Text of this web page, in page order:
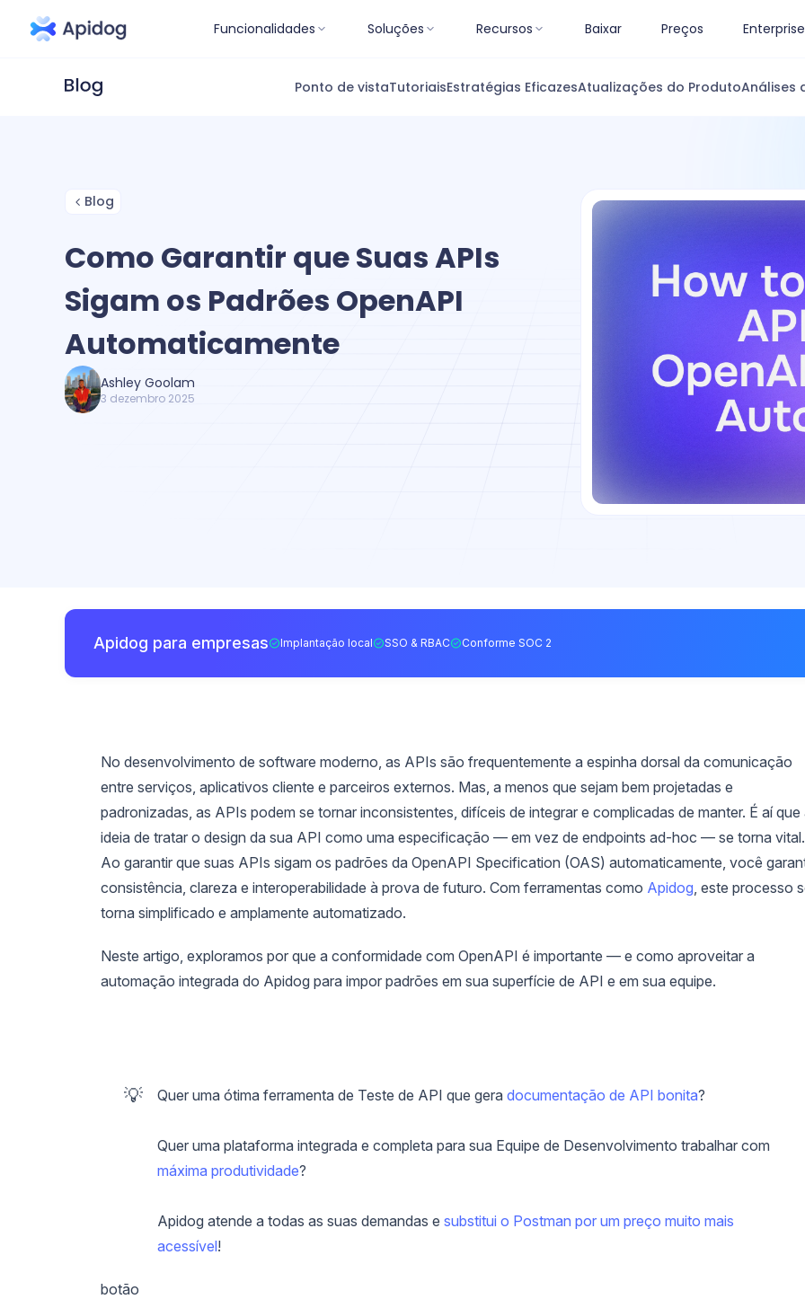
Funcionalidades Soluções Recursos Baixar Preços Enterprise
Ponto de vistaTutoriaisEstratégias EficazesAtualizações do ProdutoAnálises
Blog
Como Garantir que Suas APIs
Sigam os Padrões OpenAPI
Automaticamente
Ashley Goolam
3 dezembro 2025
Apidog para empresas Implantação local SSO & RBAC Conforme SOC 2
No desenvolvimento de software moderno, as APIs são frequentemente a espinha dorsal da comunicação
entre serviços, aplicativos cliente e parceiros externos. Mas, a menos que sejam bem projetadas e
padronizadas, as APIs podem se tornar inconsistentes, difíceis de integrar e complicadas de manter. É aí que
ideia de tratar o design da sua API como uma especificação — em vez de endpoints ad-hoc — se torna vital.
Ao garantir que suas APIs sigam os padrões da OpenAPI Specification (OAS) automaticamente, você
consistência, clareza e interoperabilidade à prova de futuro. Com ferramentas como Apidog , este processo
torna simplificado e amplamente automatizado.
Neste artigo, exploramos por que a conformidade com OpenAPI é importante — e como aproveitar a
automação integrada do Apidog para impor padrões em sua superfície de API e em sua equipe.
💡 Quer uma ótima ferramenta de Teste de API que geradocumentação de API bonita?
Quer uma plataforma integrada e completa para sua Equipe de Desenvolvimento trabalhar com
máxima produtividade?
Apidog atende a todas as suas demandas esubstitui o Postman por um preço muito mais
acessível!
botão